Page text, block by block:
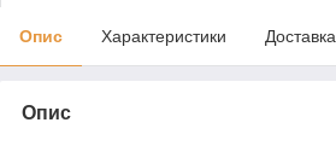
Опис Характеристики Доставка
Опис